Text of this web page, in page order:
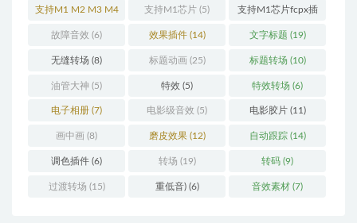
(25)
支持M1 M2 M3 M4
(25)
支持M1芯片 (5) 支持M1芯片fcpx插
件(460)
故障音效 (6) 效果插件(14) 文字标题 (19)
无缝转场 (8) 标题动画(25) 标题转场 (10)
油管大神 (5) 特效 (5) 特效转场 (6)
电子相册 (7) 电影级音效 (5) 电影胶片(11)
画中画 (8) 磨皮效果(12) 自动跟踪(14)
调色插件 (6) 转场 (19) 转码 (9)
过渡转场 (15) 重低音)(6) 音效素材 (7)